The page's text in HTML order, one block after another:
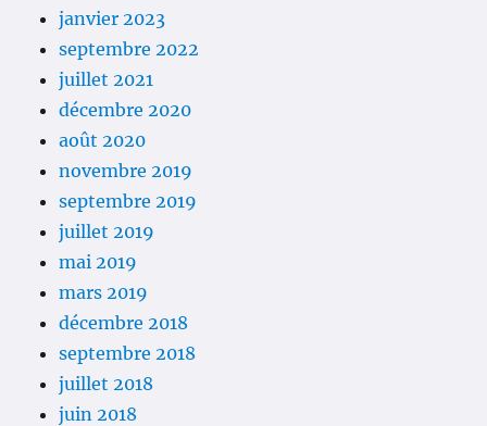
janvier 2023
septembre 2022
juillet 2021
décembre 2020
août 2020
novembre 2019
septembre 2019
juillet 2019
mai 2019
mars 2019
décembre 2018
septembre 2018
juillet 2018
juin 2018